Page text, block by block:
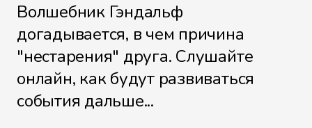
Файл 10
Файл 11
Волшебник Гэндальф
догадывается, в чем причина
"нестарения" друга. Слушайте
онлайн, как будут развиваться
события дальше...